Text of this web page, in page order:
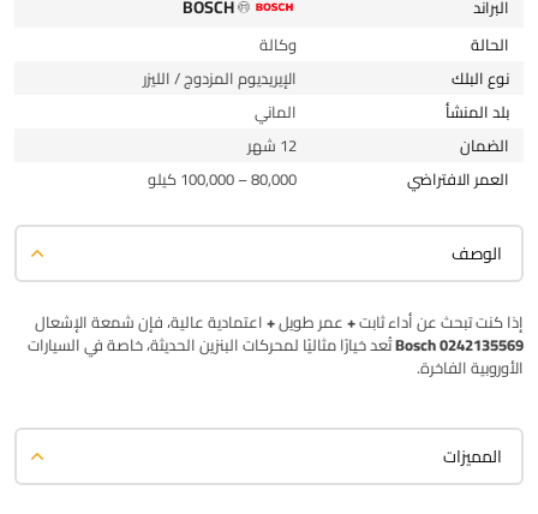
البراند
BOSCH
الحالة
وكالة
نوع البلك
الإيريديوم المزدوج / الليزر
بلد المنشأ
الماني
الضمان
12 شهر
العمر الافتراضي
80,000 – 100,000 كيلو
الوصف
إذا كنت تبحث عنأداء ثابت + عمر طويل + اعتمادية عالية، فإن شمعة الإشعال
Bosch 0242135569تُعد خيارًا مثاليًا لمحركات البنزين الحديثة، خاصة في السيارات
الأوروبية الفاخرة.
المميزات